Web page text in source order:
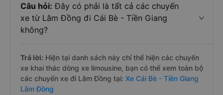
Câu hỏi: Đây có phải là tất cả các chuyến
xe từ Lâm Đồng đi Cái Bè - Tiền Giang
không?
Trả lời: Hiện tại danh sách này chỉ thể hiện các chuyến
xe khai thác dòng xe limousine, bạn có thể xem toàn bộ
các chuyến xe đi Lâm Đồng tại: Xe Cái Bè - Tiền Giang
Lâm Đồng